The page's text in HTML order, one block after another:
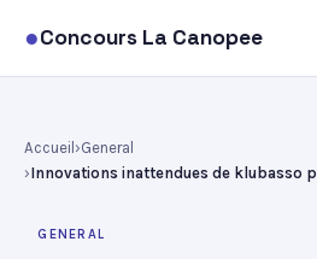
●Concours La Canopee
Accueil
General
GENERAL